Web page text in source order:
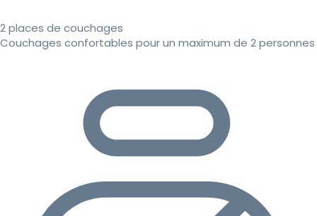
2 places de couchages
Couchages confortables pour un maximum de 2 personnes